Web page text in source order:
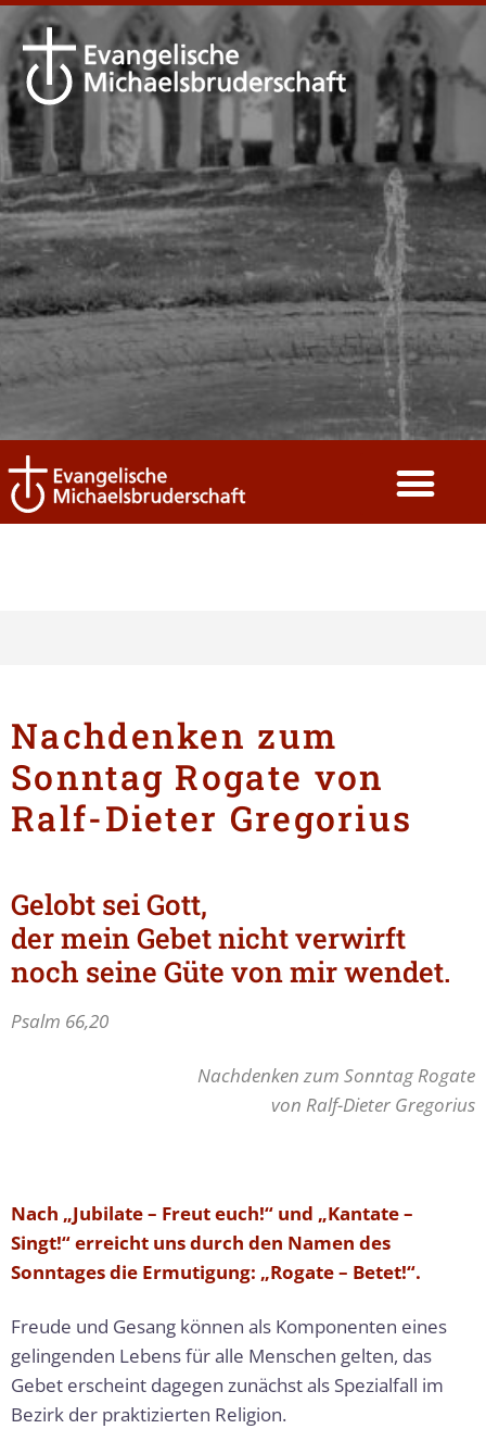
Nachdenken zum
Sonntag Rogate von
Ralf‍-‍Dieter Gregorius
Gelobt sei Gott,
der mein Gebet nicht verwirft
noch seine Güte von mir wendet.
Psalm 66,20
Nachdenken zum Sonntag Rogate
von Ralf-Dieter Gregorius
Nach „Jubilate – Freut euch!“ und „Kantate –
Singt!“ erreicht uns durch den Namen des
Sonntages die Ermutigung: „Rogate – Betet!“.
Freude und Gesang können als Komponenten eines
gelingenden Lebens für alle Menschen gelten, das
Gebet erscheint dagegen zunächst als Spezialfall im
Bezirk der praktizierten Religion.